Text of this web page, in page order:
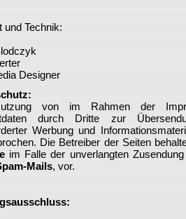
und Technik:
Designer
von im Rahmen der
durch Dritte zur
Werbung und
Die Betreiber der Seiten
im Falle der unverlangten
Mails, vor.